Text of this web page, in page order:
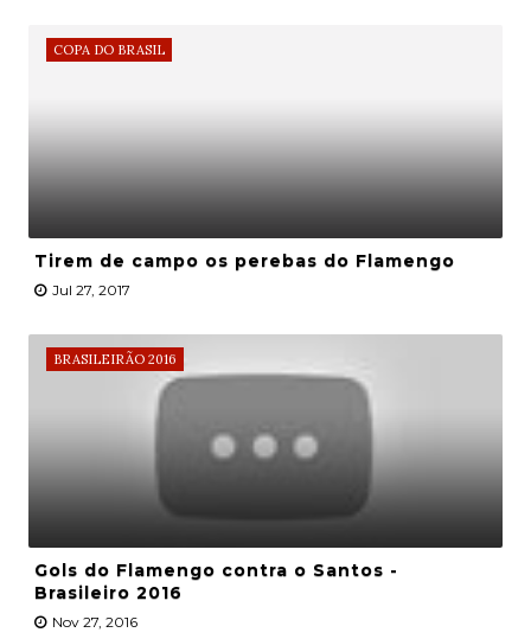
COPA DO BRASIL
Tirem de campo os perebas do Flamengo
Jul 27, 2017
BRASILEIRÃO 2016
Gols do Flamengo contra o Santos -
Brasileiro 2016
Nov 27, 2016